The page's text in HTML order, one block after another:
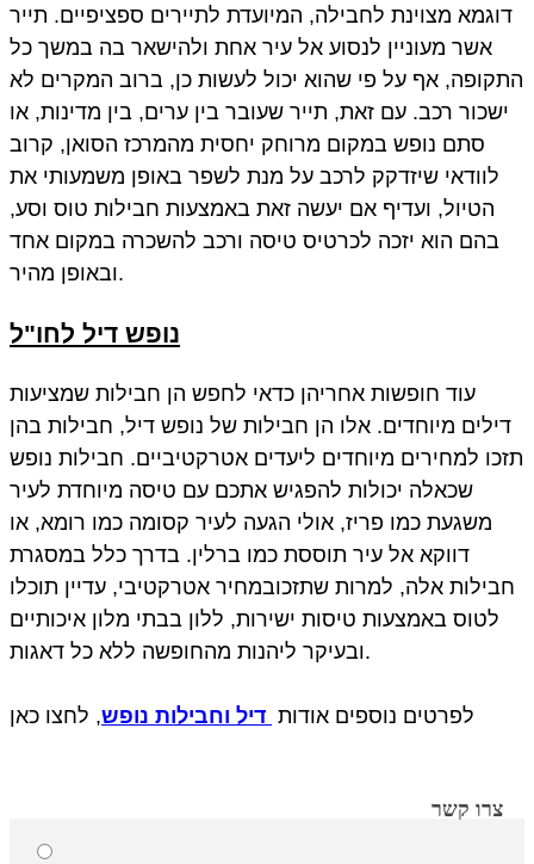
דוגמא מצוינת לחבילה, המיועדת לתיירים ספציפיים. תייר
אשר מעוניין לנסוע אל עיר אחת ולהישאר בה במשך כל
התקופה, אף על פי שהוא יכול לעשות כן, ברוב המקרים לא
ישכור רכב. עם זאת, תייר שעובר בין ערים, בין מדינות, או
סתם נופש במקום מרוחק יחסית מהמרכז הסואן, קרוב
לוודאי שיזדקק לרכב על מנת לשפר באופן משמעותי את
הטיול, ועדיף אם יעשה זאת באמצעות חבילות טוס וסע,
בהם הוא יזכה לכרטיס טיסה ורכב להשכרה במקום אחד
ובאופן מהיר.
נופש דיל לחו"ל
עוד חופשות אחריהן כדאי לחפש הן חבילות שמציעות
דילים מיוחדים. אלו הן חבילות של נופש דיל, חבילות בהן
תזכו למחירים מיוחדים ליעדים אטרקטיביים. חבילות נופש
שכאלה יכולות להפגיש אתכם עם טיסה מיוחדת לעיר
משגעת כמו פריז, אולי הגעה לעיר קסומה כמו רומא, או
דווקא אל עיר תוססת כמו ברלין. בדרך כלל במסגרת
חבילות אלה, למרות שתזכובמחיר אטרקטיבי, עדיין תוכלו
לטוס באמצעות טיסות ישירות, ללון בבתי מלון איכותיים
ובעיקר ליהנות מהחופשה ללא כל דאגות.
לפרטים נוספים אודות דיל וחבילות נופש, לחצו כאן
צרו קשר